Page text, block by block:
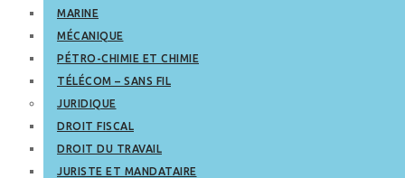
MARINE
MÉCANIQUE
PÉTRO-CHIMIE ET CHIMIE
TÉLÉCOM – SANS FIL
JURIDIQUE
DROIT FISCAL
DROIT DU TRAVAIL
JURISTE ET MANDATAIRE